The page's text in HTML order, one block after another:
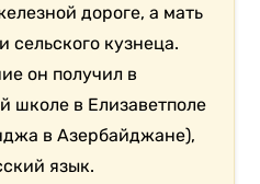
дороге, а мать
сельского кузнеца.
он получил в
школе в Елизаветполе
в Азербайджане),
язык.